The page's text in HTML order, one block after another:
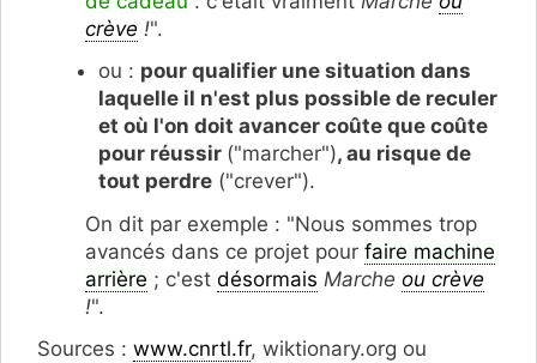
crève !".
ou : pour qualifier une situation dans
laquelle il n'est plus possible de reculer
et où l'on doit avancer coûte que coûte
pour réussir ("marcher"), au risque de
tout perdre ("crever").
On dit par exemple : "Nous sommes trop
avancés dans ce projet pour faire machine
arrière ; c'est désormais Marche ou crève
!".
Sources : www.cnrtl.fr, wiktionary.org ou